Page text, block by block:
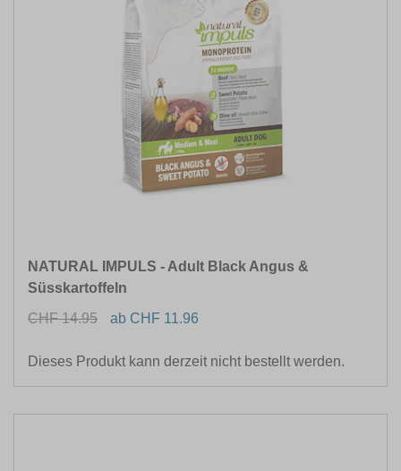
NATURAL IMPULS - Adult Black Angus &
Süsskartoffeln
CHF 14.95
ab CHF 11.96
Dieses Produkt kann derzeit nicht bestellt werden.